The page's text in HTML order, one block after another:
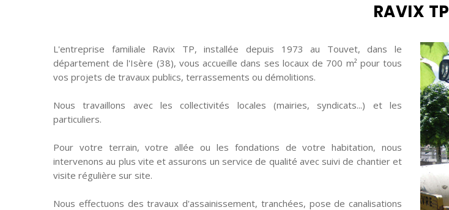
RAVIX TP
L'entreprise familiale Ravix TP, installée depuis 1973 au Touvet, dans le
département de l'Isère (38), vous accueille dans ses locaux de 700 m² pour tous
vos projets de travaux publics, terrassements ou démolitions.
Nous travaillons avec les collectivités locales (mairies, syndicats...) et les
particuliers.
Pour votre terrain, votre allée ou les fondations de votre habitation, nous
intervenons au plus vite et assurons un service de qualité avec suivi de chantier et
visite régulière sur site.
Nous effectuons des travaux d'assainissement, tranchées, pose de canalisations